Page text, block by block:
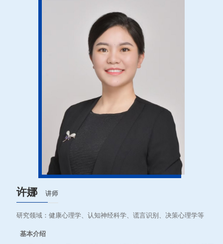
许娜讲师
研究领域：健康心理学、认知神经科学、谎言识别、决策心理学等
基本介绍